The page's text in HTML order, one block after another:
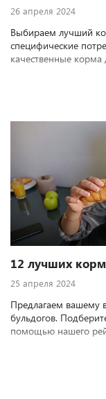
26 апреля 2024
Выбираем лучший
специфические
качественные
12 лучших
25 апреля 2024
Предлагаем вашему
бульдогов.
помощью нашего